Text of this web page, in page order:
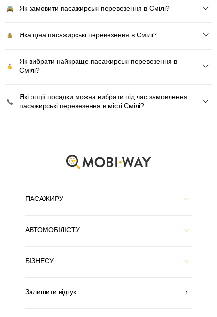
Як замовити пасажирські перевезення в Смілі?
Яка ціна пасажирські перевезення в Смілі?
Як вибрати найкраще пасажирські перевезення в
Смілі?
Які опції посадки можна вибрати під час замовлення
пасажирські перевезення в місті Смілі?
ПАСАЖИРУ
АВТОМОБІЛІСТУ
БІЗНЕСУ
Залишити відгук